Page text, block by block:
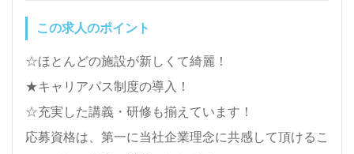
LINE、メール、お電話などご希望に応じてお問い合
わせ/ご相談可能です。転職相談、求人紹介、年収交
渉など完全無料サービスをご利用いただけます。＜非
公開求人も取扱いあり！＞"転職支援"のプロと一緒に
転職活動！お問い合わせお待ちしております。
この求人のポイント
☆ほとんどの施設が新しくて綺麗！
★キャリアパス制度の導入！
☆充実した講義・研修も揃えています！
応募資格は、第一に当社企業理念に共感して頂けるこ